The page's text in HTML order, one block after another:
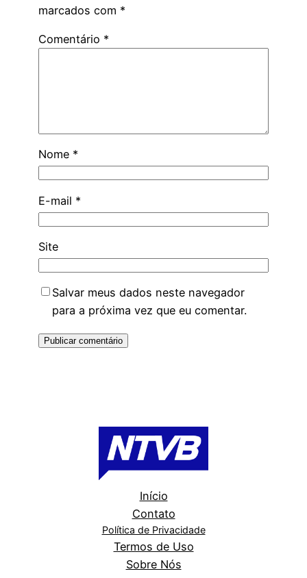
marcados com *
Comentário *
Nome *
E-mail *
Site
Salvar meus dados neste navegador
para a próxima vez que eu comentar.
Início
Contato
Política de Privacidade
Termos de Uso
Sobre Nós